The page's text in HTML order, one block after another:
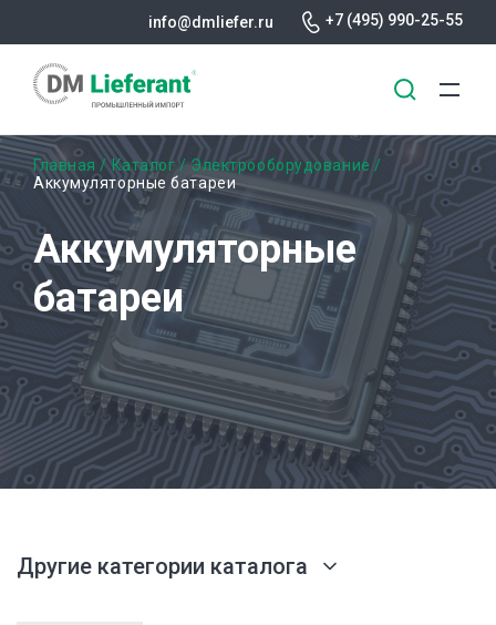
Перейти
к
основному
содержанию
info@dmliefer.ru +7 (495) 990-25-55
Строка
навигации
Главная Каталог
Электрооборудование
Аккумуляторные батареи
Аккумуляторные
батареи
Другие категории каталога